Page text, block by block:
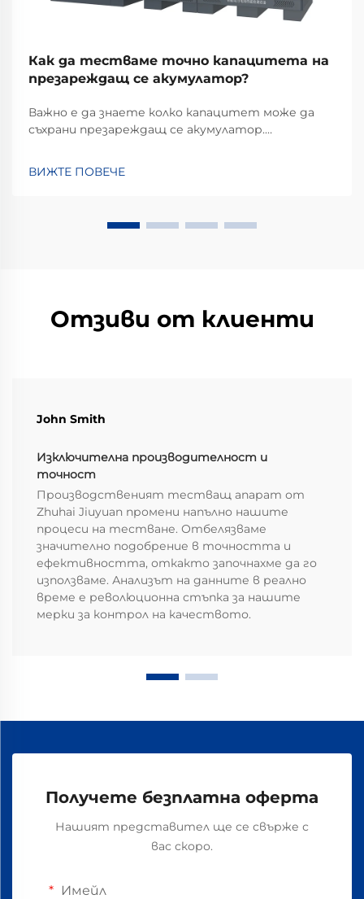
Как да тестваме точно капацитета на
презареждащ се акумулатор?
Важно е да знаете колко капацитет може да
съхрани презареждащ се акумулатор.
затова определянето на точното количество
значение. Това също ви показва колко...
ВИЖТЕ ПОВЕЧЕ
Отзиви от клиенти
John Smith
Изключителна производителност и
точност
Производственият тестващ апарат от
Zhuhai Jiuyuan промени напълно нашите
процеси на тестване. Отбелязваме
значително подобрение в точността и
ефективността, откакто започнахме да го
използваме. Анализът на данните в реално
време е революционна стъпка за нашите
мерки за контрол на качеството.
Получете безплатна оферта
Нашият представител ще се свърже с
вас скоро.
Имейл